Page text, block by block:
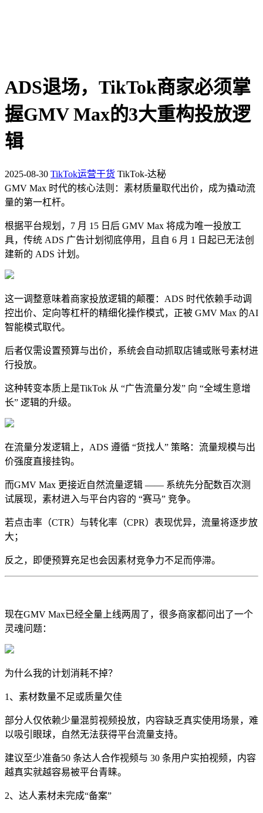
ADS退场，TikTok商家必须掌
握GMV Max的3大重构投放逻
辑
2025-08-30 TikTok运营干货 TikTok-达秘
GMV Max 时代的核心法则：素材质量取代出价，成为撬动流
量的第一杠杆。
根据平台规划，7 月 15 日后 GMV Max 将成为唯一投放工
具，传统 ADS 广告计划彻底停用，且自 6 月 1 日起已无法创
建新的 ADS 计划。
这一调整意味着商家投放逻辑的颠覆：ADS 时代依赖手动调
控出价、定向等杠杆的精细化操作模式，正被 GMV Max 的AI
智能模式取代。
后者仅需设置预算与出价，系统会自动抓取店铺或账号素材进
行投放。
这种转变本质上是TikTok 从 “广告流量分发” 向 “全域生意增
长” 逻辑的升级。
在流量分发逻辑上，ADS 遵循 “货找人” 策略：流量规模与出
价强度直接挂钩。
而GMV Max 更接近自然流量逻辑 —— 系统先分配数百次测
试展现，素材进入与平台内容的 “赛马” 竞争。
若点击率（CTR）与转化率（CPR）表现优异，流量将逐步放
大；
反之，即便预算充足也会因素材竞争力不足而停滞。
现在GMV Max已经全量上线两周了，很多商家都问出了一个
灵魂问题：
为什么我的计划消耗不掉？
1、素材数量不足或质量欠佳
部分人仅依赖少量混剪视频投放，内容缺乏真实使用场景，难
以吸引眼球，自然无法获得平台流量支持。
建议至少准备50 条达人合作视频与 30 条用户实拍视频，内容
越真实就越容易被平台青睐。
2、达人素材未完成“备案”